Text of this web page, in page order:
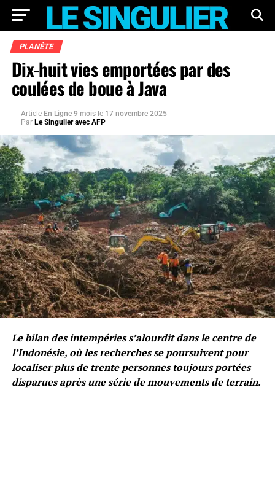
PLANÈTE
Dix-huit vies emportées par des
coulées de boue à Java
Article En Ligne 9 mois le 17 novembre 2025
Par Le Singulier avec AFP
Le bilan des intempéries s’alourdit dans le centre de
l’Indonésie, où les recherches se poursuivent pour
localiser plus de trente personnes toujours portées
disparues après une série de mouvements de terrain.